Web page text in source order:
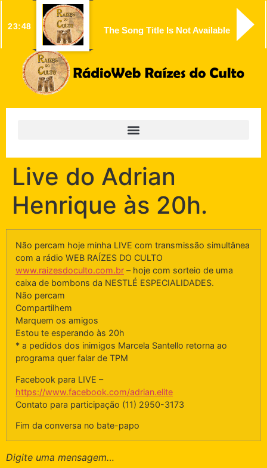
23:48 The Song Title Is Not Available
Live do Adrian
Henrique às 20h.
Não percam hoje minha LIVE com transmissão simultânea
com a rádio WEB RAÍZES DO CULTO
www.raizesdoculto.com.br – hoje com sorteio de uma
caixa de bombons da NESTLÉ ESPECIALIDADES.
Não percam
Compartilhem
Marquem os amigos
Estou te esperando às 20h
* a pedidos dos inimigos Marcela Santello retorna ao
programa quer falar de TPM
Facebook para LIVE –
https://www.facebook.com/adrian.elite
Contato para participação (11) 2950-3173
Fim da conversa no bate-papo
Digite uma mensagem…